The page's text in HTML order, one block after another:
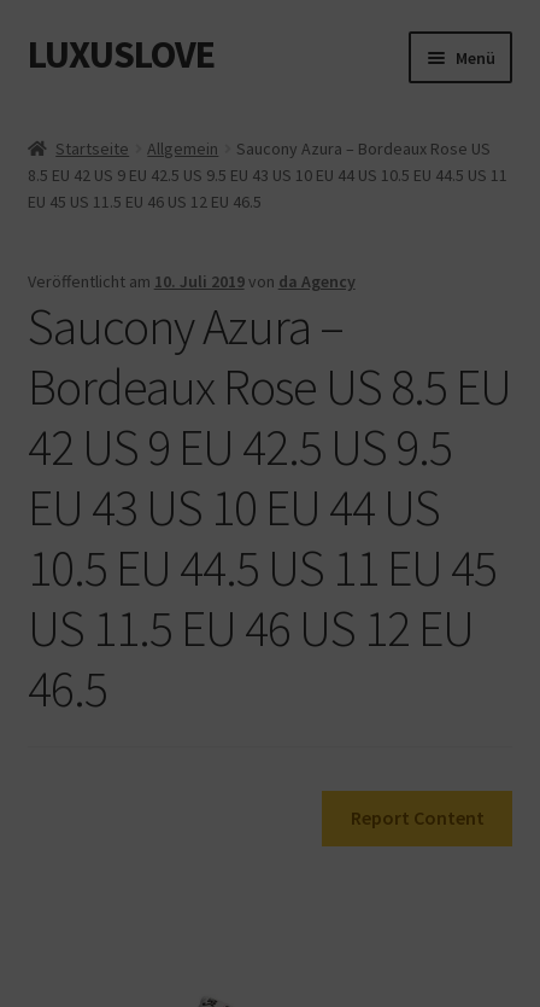
Zur
Navigation
Zum
Inhalt
LUXUSLOVE Menü
Cookie-Richtlinie (EU)
Impressum
Kasse
Mein Konto
Shop
Warenkorb
Startseite Allgemein
Saucony Azura – Bordeaux Rose US
8.5 EU 42 US 9 EU 42.5 US 9.5 EU 43 US 10 EU 44 US 10.5 EU 44.5 US 11
EU 45 US 11.5 EU 46 US 12 EU 46.5
Veröffentlicht am 10. Juli 2019von da Agency
Saucony Azura –
Bordeaux Rose US 8.5 EU
42 US 9 EU 42.5 US 9.5
EU 43 US 10 EU 44 US
10.5 EU 44.5 US 11 EU 45
US 11.5 EU 46 US 12 EU
46.5
Report Content